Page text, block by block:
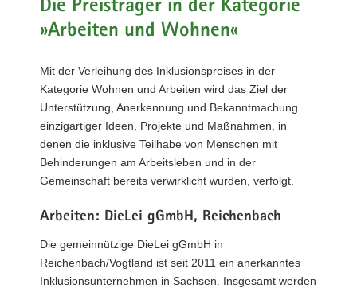
Die Preisträger in der Kategorie
»Arbeiten und Wohnen«
Mit der Verleihung des Inklusionspreises in der
Kategorie Wohnen und Arbeiten wird das Ziel der
Unterstützung, Anerkennung und Bekanntmachung
einzigartiger Ideen, Projekte und Maßnahmen, in
denen die inklusive Teilhabe von Menschen mit
Behinderungen am Arbeitsleben und in der
Gemeinschaft bereits verwirklicht wurden, verfolgt.
Arbeiten: DieLei gGmbH, Reichenbach
Die gemeinnützige DieLei gGmbH in
Reichenbach/Vogtland ist seit 2011 ein anerkanntes
Inklusionsunternehmen in Sachsen. Insgesamt werden